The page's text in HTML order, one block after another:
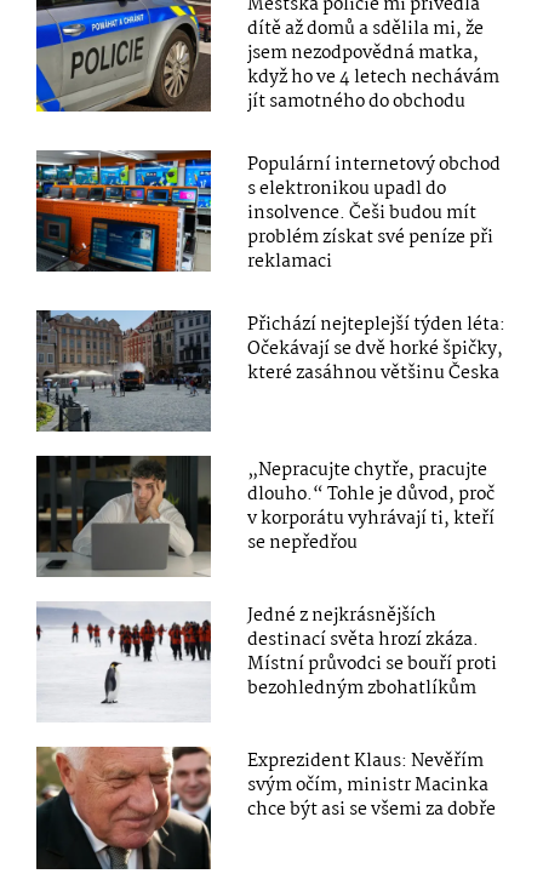
dítě až domů a sdělila mi, že
jsem nezodpovědná matka,
když ho ve 4 letech nechávám
jít samotného do obchodu
Populární internetový obchod
s elektronikou upadl do
insolvence. Češi budou mít
problém získat své peníze při
reklamaci
Přichází nejteplejší týden léta:
Očekávají se dvě horké špičky,
které zasáhnou většinu Česka
„Nepracujte chytře, pracujte
dlouho.“ Tohle je důvod, proč
v korporátu vyhrávají ti, kteří
se nepředřou
Jedné z nejkrásnějších
destinací světa hrozí zkáza.
Místní průvodci se bouří proti
bezohledným zbohatlíkům
Exprezident Klaus: Nevěřím
svým očím, ministr Macinka
chce být asi se všemi za dobře